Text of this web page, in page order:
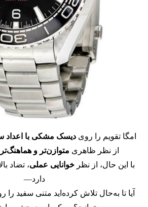
امگا تقویم را روی دیسک مشکی با اعداد
از نظر ظاهری متوازن‌تر و هماهنگ‌تر
با این حال، از نظرخوانایی عملی، تضاد
دارد—
آیا تا به‌حال تلاش کرده‌اید متنی سفید